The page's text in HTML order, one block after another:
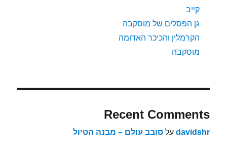
קייב
גן הפסלים של מוסקבה
הקרמלין והכיכר האדומה
מוסקבה
Recent Comments
davidshr עלסובב עולם – מבנה הטיול